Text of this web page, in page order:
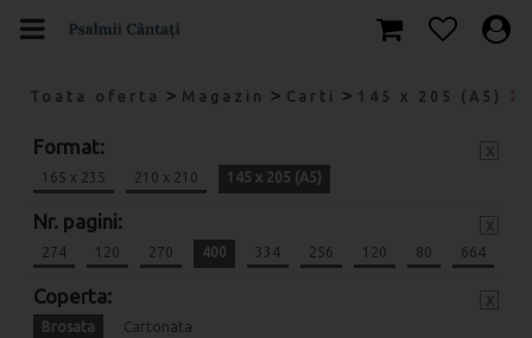
Toata oferta > Magazin > Carti > 145 x 205 (A5)
Format:
165 x 235 210 x 210 145 x 205 (A5)
Nr. pagini:
274 120 270 400 334 256 120 80 664
Coperta:
Brosata Cartonata